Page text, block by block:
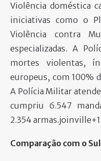
Violência doméstica
iniciativas como o
Violência contra
especializadas. A
mortes violentas,
europeus, com 100%
A Polícia Militar
cumpriu 6.547
2.354 armas.joinville+1​
Comparação com o